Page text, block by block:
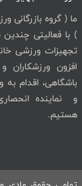
ما ( گروه بازرگانی
) با فعالیتی
تجهیزات ورزشی
افزون
باشگاهی، اقدام
هستیم.